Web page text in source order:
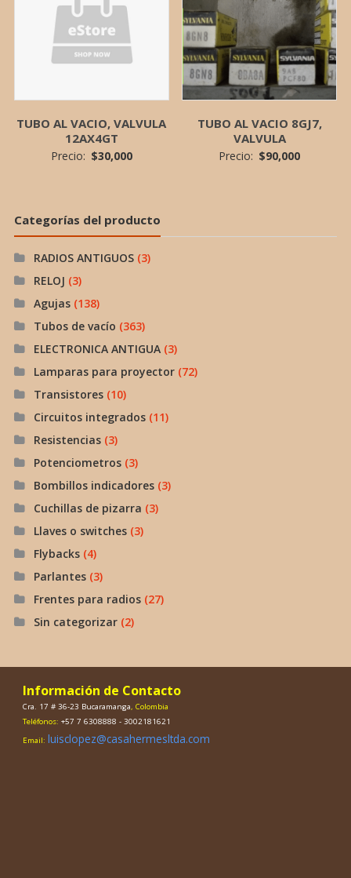
TUBO AL VACIO, VALVULA
12AX4GT
Precio: $30,000
TUBO AL VACIO 8GJ7,
VALVULA
Precio: $90,000
Categorías del producto
RADIOS ANTIGUOS (3)
RELOJ (3)
Agujas (138)
Tubos de vacío (363)
ELECTRONICA ANTIGUA (3)
Lamparas para proyector (72)
Transistores (10)
Circuitos integrados (11)
Resistencias (3)
Potenciometros (3)
Bombillos indicadores (3)
Cuchillas de pizarra (3)
Llaves o switches (3)
Flybacks (4)
Parlantes (3)
Frentes para radios (27)
Sin categorizar (2)
Información de Contacto
Cra. 17 # 36-23 Bucaramanga, Colombia
Teléfonos: +57 7 6308888 - 3002181621
Email: luisclopez@casahermesltda.com